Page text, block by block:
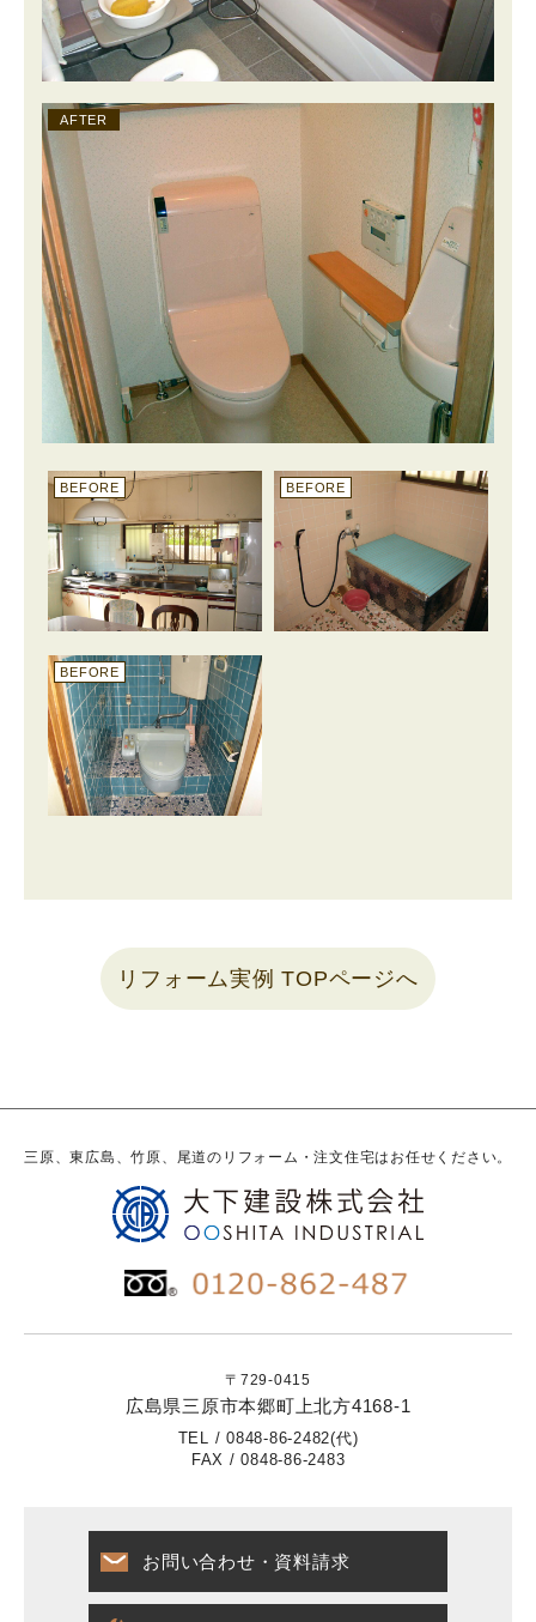
AFTER
BEFORE BEFORE
BEFORE
リフォーム実例 TOPページへ
三原、東広島、竹原、尾道のリフォーム・注文住宅はお任せください。
〒729-0415
広島県三原市本郷町上北方4168-1
TEL / 0848-86-2482(代)
FAX / 0848-86-2483
お問い合わせ・資料請求